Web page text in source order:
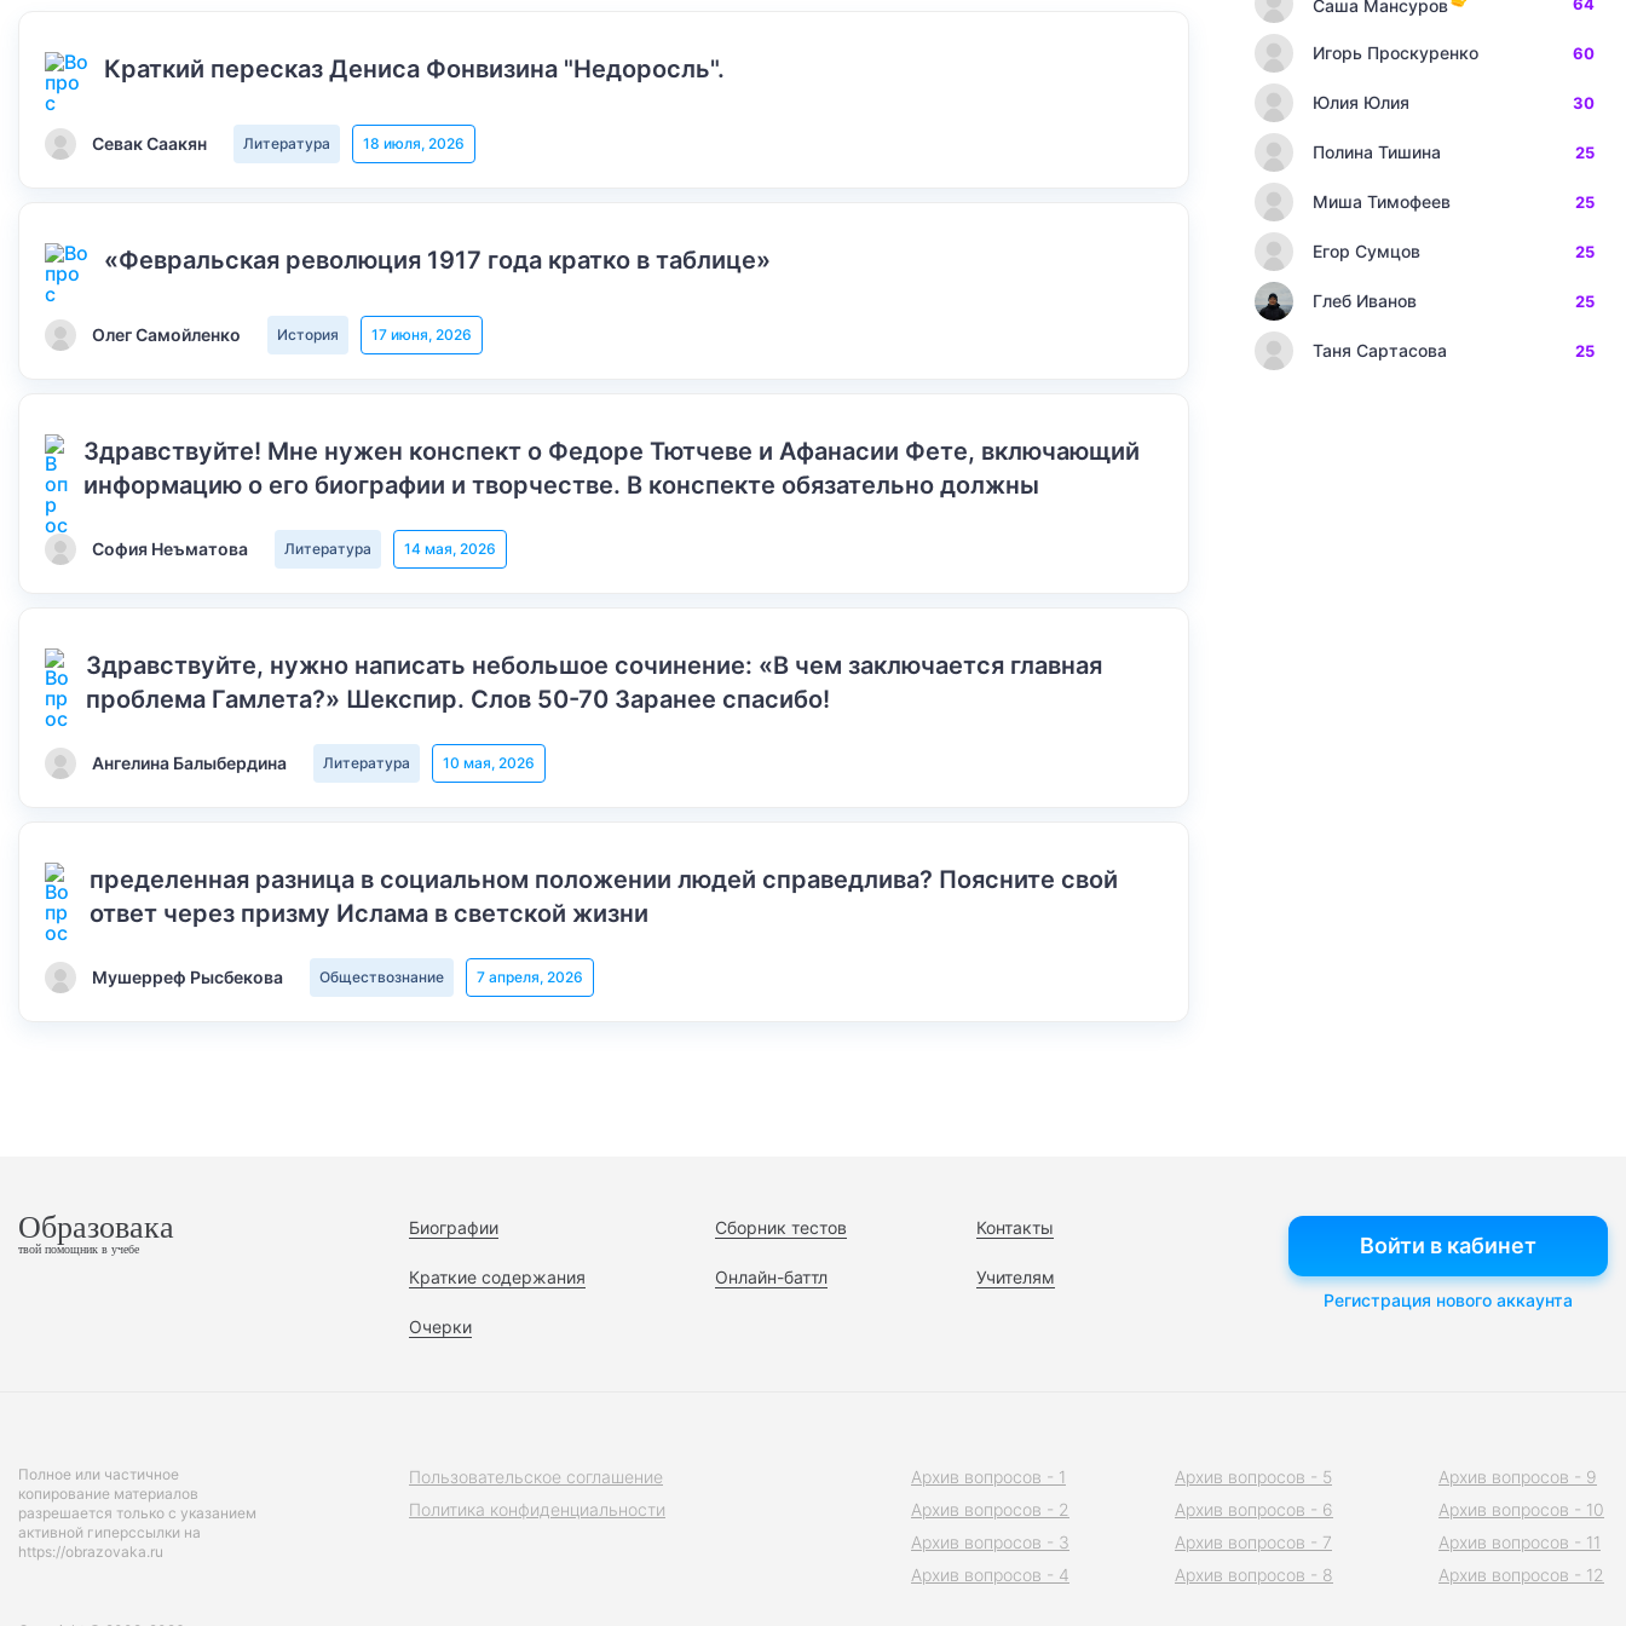
Краткий пересказ Дениса Фонвизина "Недоросль".
Севак Саакян Литература 18 июля, 2026
«Февральская революция 1917 года кратко в таблице»
Олег Самойленко История 17 июня, 2026
Здравствуйте! Мне нужен конспект о Федоре Тютчеве и Афанасии Фете, включающий
информацию о его биографии и творчестве. В конспекте обязательно должны
София Неъматова Литература 14 мая, 2026
Здравствуйте, нужно написать небольшое сочинение: «В чем заключается главная
проблема Гамлета?» Шекспир. Слов 50-70 Заранее спасибо!
Ангелина Балыбердина Литература 10 мая, 2026
пределенная разница в социальном положении людей справедлива? Поясните свой
ответ через призму Ислама в светской жизни
Мушерреф Рысбекова Обществознание 7 апреля, 2026
Саша Мансуров
Игорь Проскуренко 60
Юлия Юлия 30
Полина Тишина 25
Миша Тимофеев 25
Егор Сумцов 25
Глеб Иванов 25
Таня Сартасова 25
Образовака
твой помощник в учебе
Биографии
Краткие содержания
Очерки
Сборник тестов
Онлайн-баттл
Контакты
Учителям
Войти в кабинет
Регистрация нового аккаунта
Полное или частичное
копирование материалов
разрешается только с указанием
активной гиперссылки на
https://obrazovaka.ru
Пользовательское соглашение
Политика конфиденциальности
Архив вопросов - 1
Архив вопросов - 2
Архив вопросов - 3
Архив вопросов - 4
Архив вопросов - 5
Архив вопросов - 6
Архив вопросов - 7
Архив вопросов - 8
Архив вопросов - 9
Архив вопросов - 10
Архив вопросов - 11
Архив вопросов - 12